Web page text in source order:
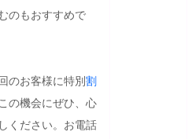
のもおすすめで
のお客様に特別割
の機会にぜひ、心
ください。お電話